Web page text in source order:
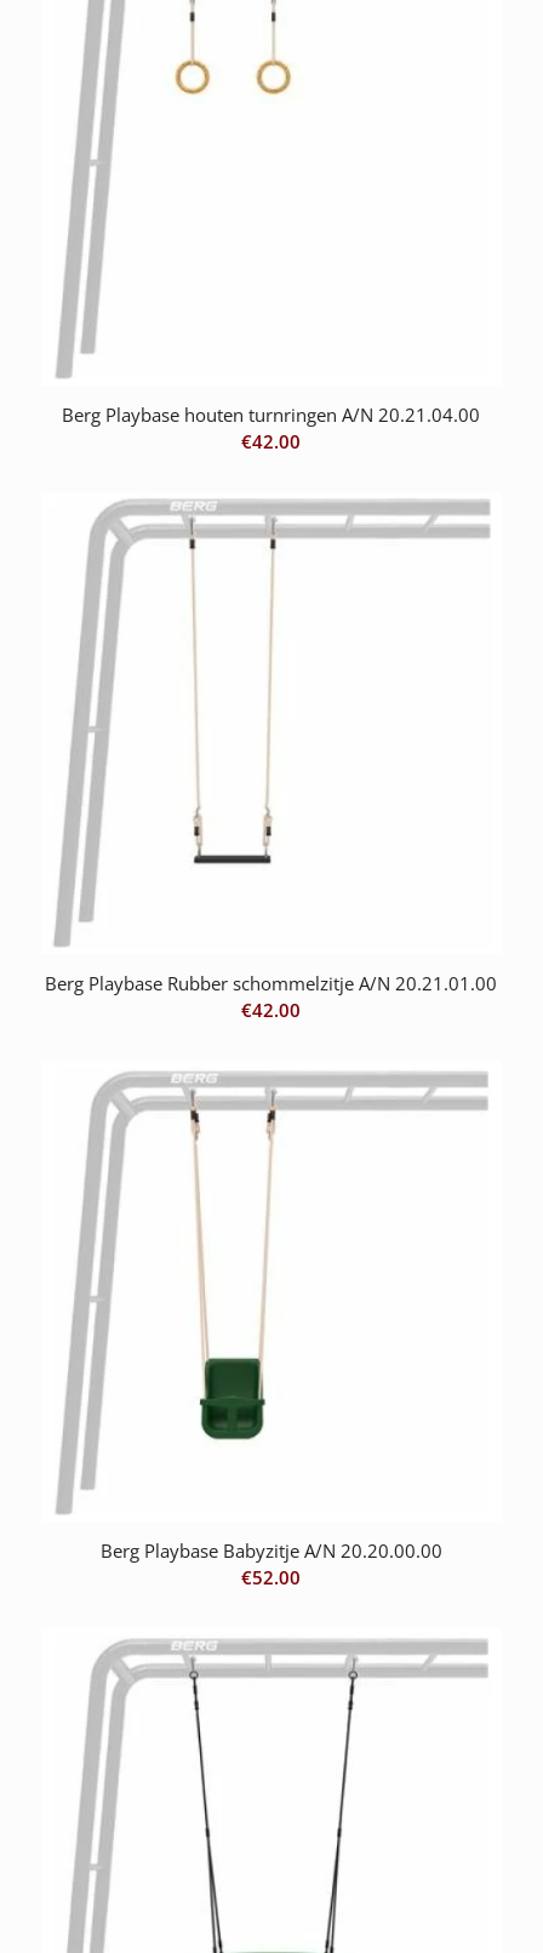
Berg Playbase houten turnringen A/N 20.21.04.00
€42.00
Berg Playbase Rubber schommelzitje A/N 20.21.01.00
€42.00
Berg Playbase Babyzitje A/N 20.20.00.00
€52.00